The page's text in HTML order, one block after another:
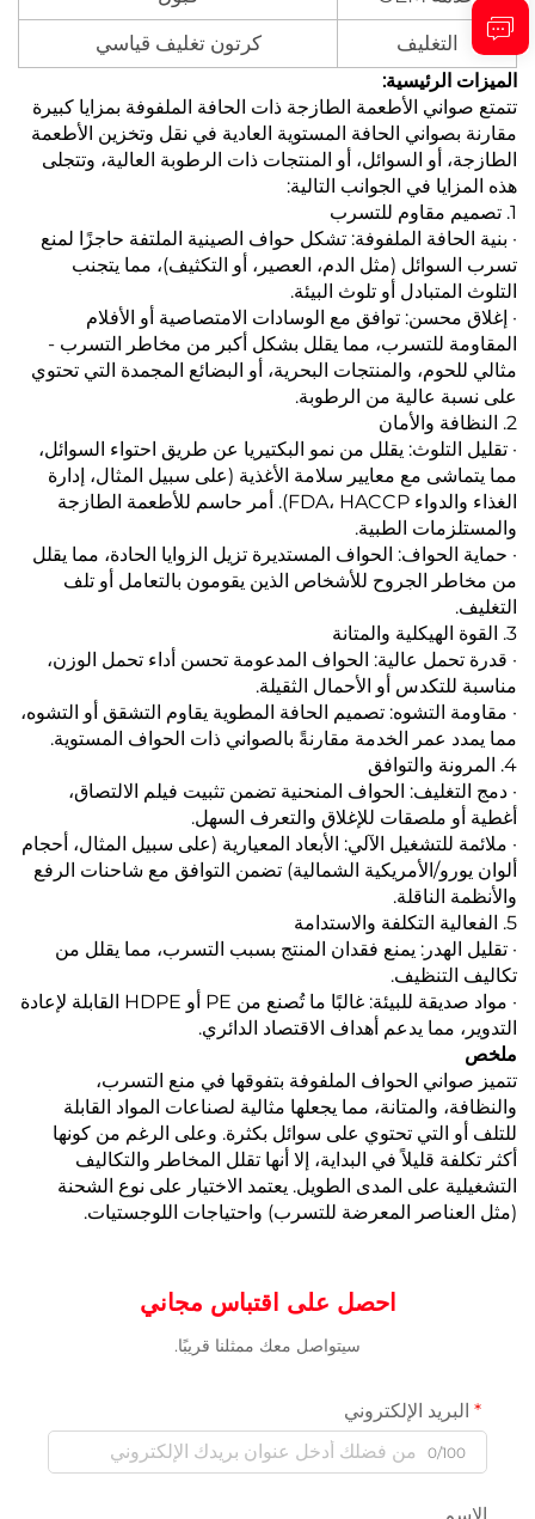
التغليف
كرتون تغليف قياسي
الميزات الرئيسية:
تتمتع صواني الأطعمة الطازجة ذات الحافة الملفوفة بمزايا كبيرة
مقارنة بصواني الحافة المستوية العادية في نقل وتخزين الأطعمة
الطازجة، أو السوائل، أو المنتجات ذات الرطوبة العالية، وتتجلى
هذه المزايا في الجوانب التالية:
1. تصميم مقاوم للتسرب
· بنية الحافة الملفوفة: تشكل حواف الصينية الملتفة حاجزًا لمنع
تسرب السوائل (مثل الدم، العصير، أو التكثيف)، مما يتجنب
التلوث المتبادل أو تلوث البيئة.
· إغلاق محسن: توافق مع الوسادات الامتصاصية أو الأفلام
المقاومة للتسرب، مما يقلل بشكل أكبر من مخاطر التسرب -
مثالي للحوم، والمنتجات البحرية، أو البضائع المجمدة التي تحتوي
على نسبة عالية من الرطوبة.
2. النظافة والأمان
· تقليل التلوث: يقلل من نمو البكتيريا عن طريق احتواء السوائل،
مما يتماشى مع معايير سلامة الأغذية (على سبيل المثال، إدارة
الغذاء والدواء FDA، HACCP). أمر حاسم للأطعمة الطازجة
والمستلزمات الطبية.
· حماية الحواف: الحواف المستديرة تزيل الزوايا الحادة، مما يقلل
من مخاطر الجروح للأشخاص الذين يقومون بالتعامل أو تلف
التغليف.
3. القوة الهيكلية والمتانة
· قدرة تحمل عالية: الحواف المدعومة تحسن أداء تحمل الوزن،
مناسبة للتكدس أو الأحمال الثقيلة.
· مقاومة التشوه: تصميم الحافة المطوية يقاوم التشقق أو التشوه،
مما يمدد عمر الخدمة مقارنةً بالصواني ذات الحواف المستوية.
4. المرونة والتوافق
· دمج التغليف: الحواف المنحنية تضمن تثبيت فيلم الالتصاق،
أغطية أو ملصقات للإغلاق والتعرف السهل.
· ملائمة للتشغيل الآلي: الأبعاد المعيارية (على سبيل المثال، أحجام
ألوان يورو/الأمريكية الشمالية) تضمن التوافق مع شاحنات الرفع
والأنظمة الناقلة.
5. الفعالية التكلفة والاستدامة
· تقليل الهدر: يمنع فقدان المنتج بسبب التسرب، مما يقلل من
تكاليف التنظيف.
· مواد صديقة للبيئة: غالبًا ما تُصنع من PE أو HDPE القابلة لإعادة
التدوير، مما يدعم أهداف الاقتصاد الدائري.
ملخص
تتميز صواني الحواف الملفوفة بتفوقها في منع التسرب،
والنظافة، والمتانة، مما يجعلها مثالية لصناعات المواد القابلة
للتلف أو التي تحتوي على سوائل بكثرة. وعلى الرغم من كونها
أكثر تكلفة قليلاً في البداية، إلا أنها تقلل المخاطر والتكاليف
التشغيلية على المدى الطويل. يعتمد الاختيار على نوع الشحنة
(مثل العناصر المعرضة للتسرب) واحتياجات اللوجستيات.
احصل على اقتباس مجاني
سيتواصل معك ممثلنا قريبًا.
البريد الإلكتروني
0/100
الاسم